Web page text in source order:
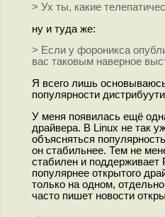
> Ух ты, какие
ну и туда же:
> Если у фороникса
вас таковым наверное
Я всего лишь
популярности
У меня появилась ещё
драйвера. В Linux не так
объясняться
он стабильнее. Тем не
стабилен и поддерживает
популярнее открытого
только на одном,
часто пишет новости